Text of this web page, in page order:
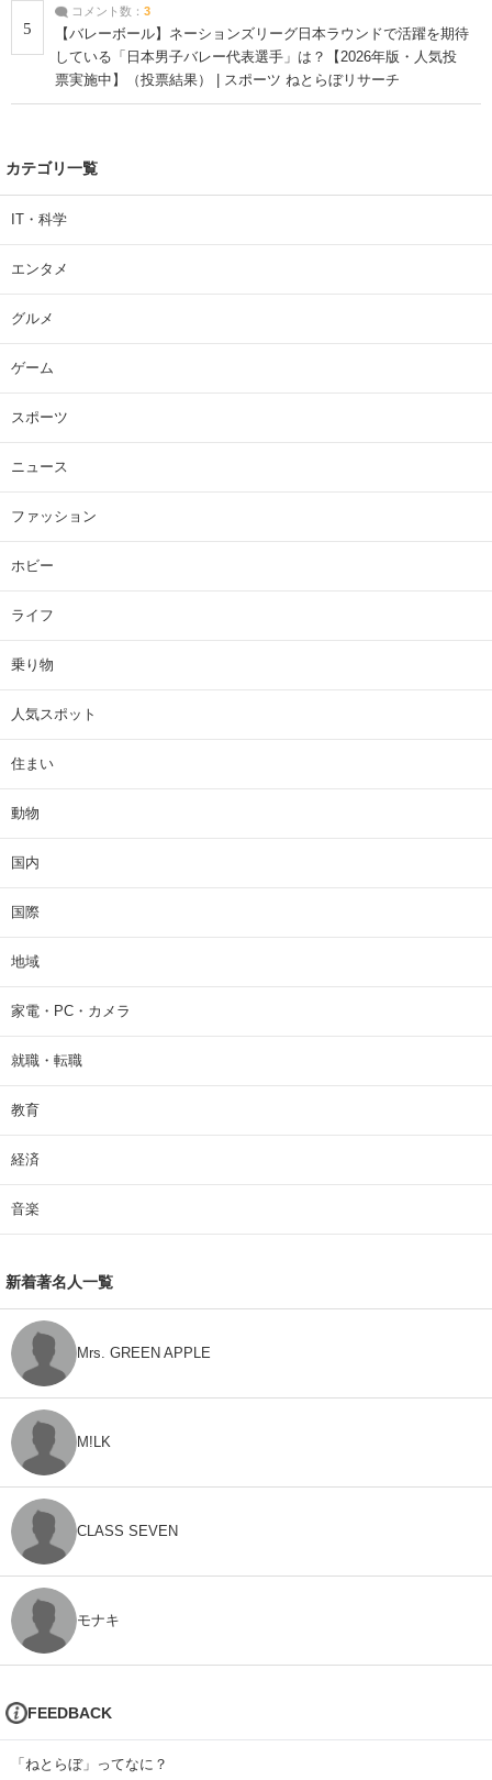
5
コメント数： 3
【バレーボール】ネーションズリーグ日本ラウンドで活躍を期待
している「日本男子バレー代表選手」は？【2026年版・人気投
票実施中】（投票結果） | スポーツ ねとらぼリサーチ
カテゴリ一覧
IT・科学
エンタメ
グルメ
ゲーム
スポーツ
ニュース
ファッション
ホビー
ライフ
乗り物
人気スポット
住まい
動物
国内
国際
地域
家電・PC・カメラ
就職・転職
教育
経済
音楽
新着著名人一覧
Mrs. GREEN APPLE
M!LK
CLASS SEVEN
モナキ
FEEDBACK
「ねとらぼ」ってなに？